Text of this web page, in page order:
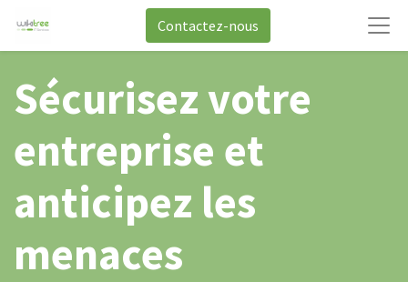
Contactez-nous
Sécurisez votre
entreprise et
anticipez les
menaces